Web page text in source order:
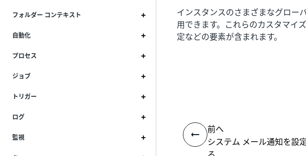
フォルダー コンテキスト
自動化
プロセス
ジョブ
トリガー
ログ
監視
インスタンスのさまざまなグロー
用できます。これらのカスタマイ
定などの要素が含まれます。
前へ
システム メール通知を設